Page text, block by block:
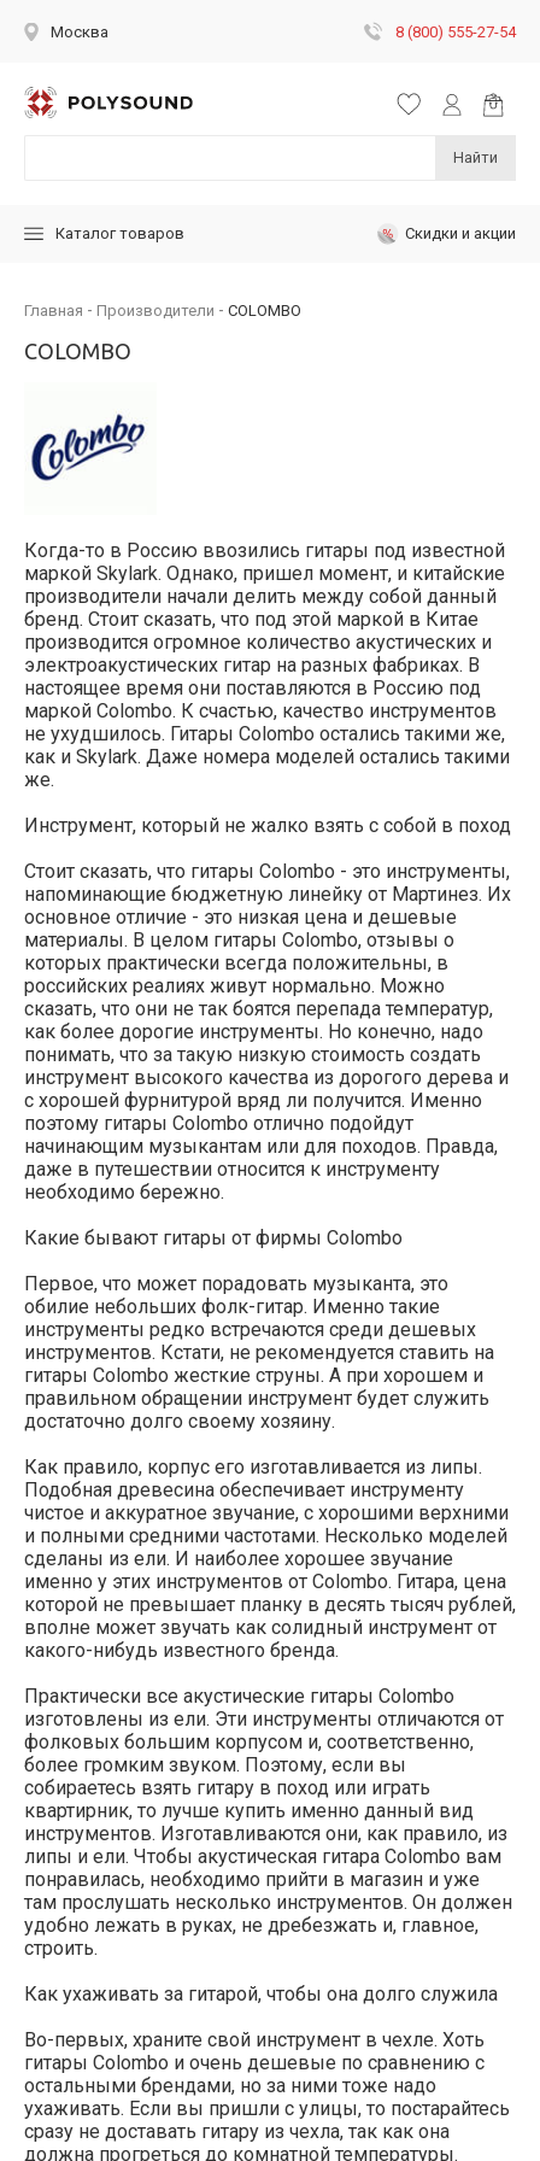
Москва 8 (800) 555-27-54
Найти
Каталог товаров Скидки и акции
Главная Производители COLOMBO
COLOMBO
Когда-то в Россию ввозились гитары под известной
маркой Skylark. Однако, пришел момент, и китайские
производители начали делить между собой данный
бренд. Стоит сказать, что под этой маркой в Китае
производится огромное количество акустических и
электроакустических гитар на разных фабриках. В
настоящее время они поставляются в Россию под
маркой Colombo. К счастью, качество инструментов
не ухудшилось. Гитары Colombo остались такими же,
как и Skylark. Даже номера моделей остались такими
же.
Инструмент, который не жалко взять с собой в поход
Стоит сказать, что гитары Colombo - это инструменты,
напоминающие бюджетную линейку от Мартинез. Их
основное отличие - это низкая цена и дешевые
материалы. В целом гитары Colombo, отзывы о
которых практически всегда положительны, в
российских реалиях живут нормально. Можно
сказать, что они не так боятся перепада температур,
как более дорогие инструменты. Но конечно, надо
понимать, что за такую низкую стоимость создать
инструмент высокого качества из дорогого дерева и
с хорошей фурнитурой вряд ли получится. Именно
поэтому гитары Colombo отлично подойдут
начинающим музыкантам или для походов. Правда,
даже в путешествии относится к инструменту
необходимо бережно.
Какие бывают гитары от фирмы Colombo
Первое, что может порадовать музыканта, это
обилие небольших фолк-гитар. Именно такие
инструменты редко встречаются среди дешевых
инструментов. Кстати, не рекомендуется ставить на
гитары Colombo жесткие струны. А при хорошем и
правильном обращении инструмент будет служить
достаточно долго своему хозяину.
Как правило, корпус его изготавливается из липы.
Подобная древесина обеспечивает инструменту
чистое и аккуратное звучание, с хорошими верхними
и полными средними частотами. Несколько моделей
сделаны из ели. И наиболее хорошее звучание
именно у этих инструментов от Colombo. Гитара, цена
которой не превышает планку в десять тысяч рублей,
вполне может звучать как солидный инструмент от
какого-нибудь известного бренда.
Практически все акустические гитары Colombo
изготовлены из ели. Эти инструменты отличаются от
фолковых большим корпусом и, соответственно,
более громким звуком. Поэтому, если вы
собираетесь взять гитару в поход или играть
квартирник, то лучше купить именно данный вид
инструментов. Изготавливаются они, как правило, из
липы и ели. Чтобы акустическая гитара Colombo вам
понравилась, необходимо прийти в магазин и уже
там прослушать несколько инструментов. Он должен
удобно лежать в руках, не дребезжать и, главное,
строить.
Как ухаживать за гитарой, чтобы она долго служила
Во-первых, храните свой инструмент в чехле. Хоть
гитары Colombo и очень дешевые по сравнению с
остальными брендами, но за ними тоже надо
ухаживать. Если вы пришли с улицы, то постарайтесь
сразу не доставать гитару из чехла, так как она
должна прогреться до комнатной температуры.